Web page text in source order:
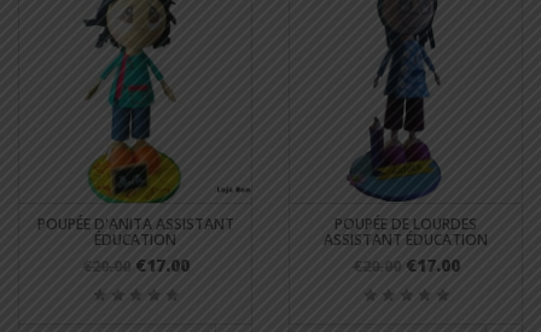
POUPÉE D'ANITA ASSISTANT
ÉDUCATION
€20.00 €17.00
POUPÉE DE LOURDES
ASSISTANT ÉDUCATION
€20.00 €17.00